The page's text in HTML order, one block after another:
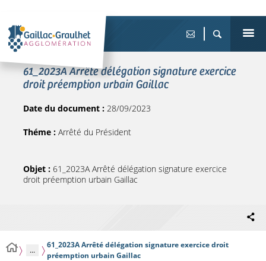
61_2023A Arrêté délégation signature exercice
droit préemption urbain Gaillac
Date du document : 28/09/2023
Théme : Arrêté du Président
Objet : 61_2023A Arrêté délégation signature exercice
droit préemption urbain Gaillac
...
61_2023A Arrêté délégation signature exercice droit
préemption urbain Gaillac